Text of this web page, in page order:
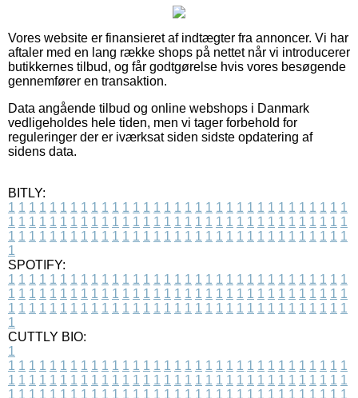
Vores website er finansieret af indtægter fra annoncer. Vi har
aftaler med en lang række shops på nettet når vi introducerer
butikkernes tilbud, og får godtgørelse hvis vores besøgende
gennemfører en transaktion.
Data angående tilbud og online webshops i Danmark
vedligeholdes hele tiden, men vi tager forbehold for
reguleringer der er iværksat siden sidste opdatering af
sidens data.
BITLY:
1 1 1 1 1 1 1 1 1 1 1 1 1 1 1 1 1 1 1 1 1 1 1 1 1 1 1 1 1 1 1 1 1
1 1 1 1 1 1 1 1 1 1 1 1 1 1 1 1 1 1 1 1 1 1 1 1 1 1 1 1 1 1 1 1 1
1 1 1 1 1 1 1 1 1 1 1 1 1 1 1 1 1 1 1 1 1 1 1 1 1 1 1 1 1 1 1 1 1
1
SPOTIFY:
1 1 1 1 1 1 1 1 1 1 1 1 1 1 1 1 1 1 1 1 1 1 1 1 1 1 1 1 1 1 1 1 1
1 1 1 1 1 1 1 1 1 1 1 1 1 1 1 1 1 1 1 1 1 1 1 1 1 1 1 1 1 1 1 1 1
1 1 1 1 1 1 1 1 1 1 1 1 1 1 1 1 1 1 1 1 1 1 1 1 1 1 1 1 1 1 1 1 1
1
CUTTLY BIO:
1
1 1 1 1 1 1 1 1 1 1 1 1 1 1 1 1 1 1 1 1 1 1 1 1 1 1 1 1 1 1 1 1 1
1 1 1 1 1 1 1 1 1 1 1 1 1 1 1 1 1 1 1 1 1 1 1 1 1 1 1 1 1 1 1 1 1
1 1 1 1 1 1 1 1 1 1 1 1 1 1 1 1 1 1 1 1 1 1 1 1 1 1 1 1 1 1 1 1 1